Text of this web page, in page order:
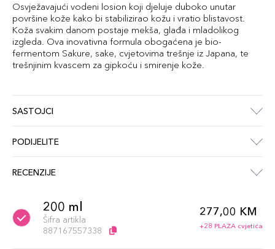
Osvježavajući vodeni losion koji djeluje duboko unutar
površine kože kako bi stabilizirao kožu i vratio blistavost.
Koža svakim danom postaje mekša, glađa i mladolikog
izgleda. Ova inovativna formula obogaćena je bio-
fermentom Sakure, sake, cvjetovima trešnje iz Japana, te
trešnjinim kvascem za gipkoću i smirenje kože.
SASTOJCI
PODIJELITE
RECENZIJE
200 ml
Šifra artikla
887167557338
277,00 KM
+28 PLAZA cvjetića